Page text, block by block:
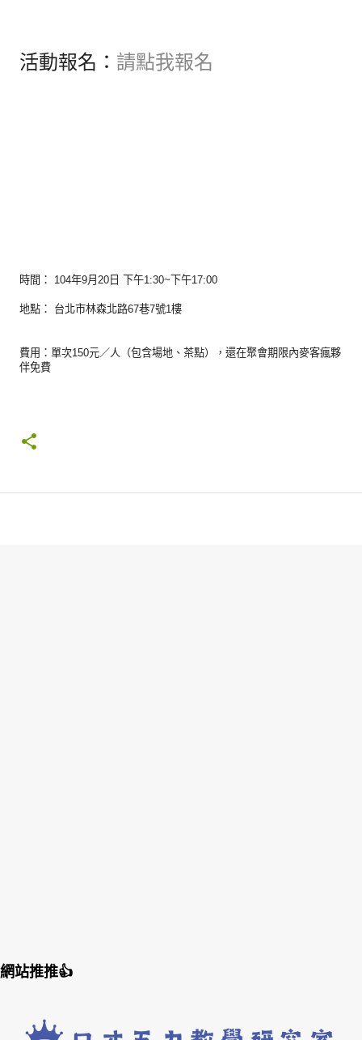
活動報名： 請點我報名
時間： 104年9月20日 下午1:30~下午17:00
地點： 台北市林森北路67巷7號1樓
費用：單次150元／人（包含場地、茶點），還在聚會期限內麥客瘋夥
伴免費
網站推推👍